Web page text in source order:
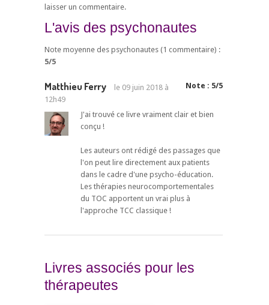
laisser un commentaire.
L'avis des psychonautes
Note moyenne des psychonautes (1 commentaire) :
5/5
Note : 5/5
Matthieu Ferry le 09 juin 2018 à
12h49
J'ai trouvé ce livre vraiment clair et bien
conçu !
Les auteurs ont rédigé des passages que
l'on peut lire directement aux patients
dans le cadre d'une psycho-éducation.
Les thérapies neurocomportementales
du TOC apportent un vrai plus à
l'approche TCC classique !
Livres associés pour les
thérapeutes